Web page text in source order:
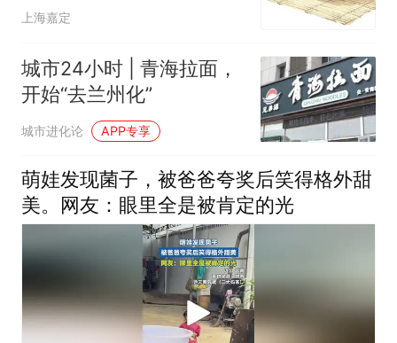
上海嘉定
城市24小时 | 青海拉面，
开始“去兰州化”
城市进化论 APP专享
萌娃发现菌子，被爸爸夸奖后笑得格外甜
美。网友：眼里全是被肯定的光